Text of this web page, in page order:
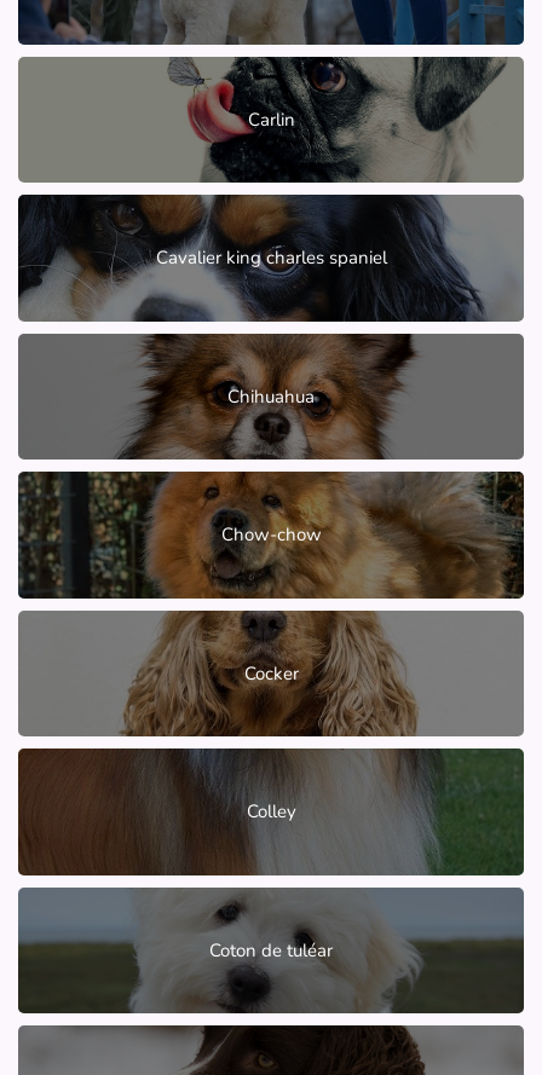
Carlin
Cavalier king charles spaniel
Chihuahua
Chow-chow
Cocker
Colley
Coton de tuléar